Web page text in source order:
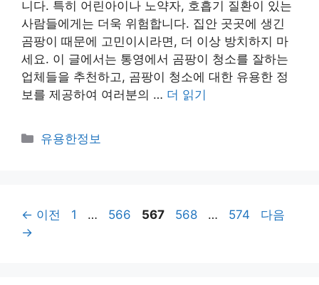
니다. 특히 어린아이나 노약자, 호흡기 질환이 있는
사람들에게는 더욱 위험합니다. 집안 곳곳에 생긴
곰팡이 때문에 고민이시라면, 더 이상 방치하지 마
세요. 이 글에서는 통영에서 곰팡이 청소를 잘하는
업체들을 추천하고, 곰팡이 청소에 대한 유용한 정
보를 제공하여 여러분의 … 더 읽기
카
유용한정보
← 이전
페
1 …
페
566
페
567
페
568 …
페
574
다음
→